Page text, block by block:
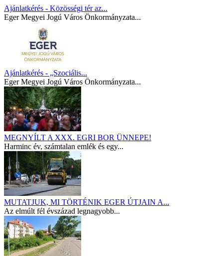
Ajánlatkérés - Közösségi tér az...
Eger Megyei Jogú Város Önkormányzata...
Ajánlatkérés - „Szociális...
Eger Megyei Jogú Város Önkormányzata...
MEGNYÍLT A XXX. EGRI BOR ÜNNEPE!
Harminc év, számtalan emlék és egy...
MUTATJUK, MI TÖRTÉNIK EGER ÚTJAIN A...
Az elmúlt fél évszázad legnagyobb...